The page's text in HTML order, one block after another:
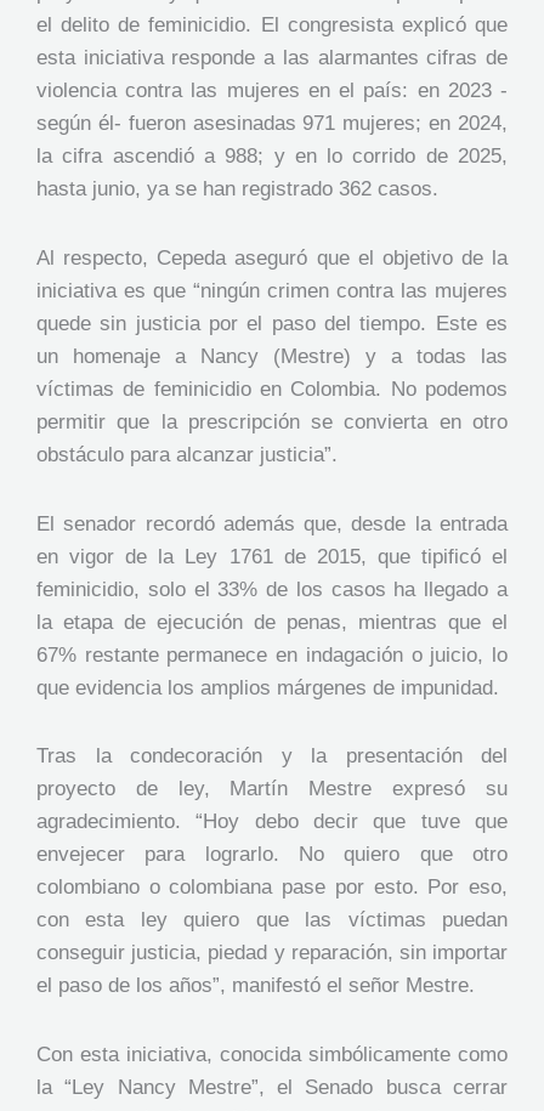
el delito de feminicidio. El congresista explicó que
esta iniciativa responde a las alarmantes cifras de
violencia contra las mujeres en el país: en 2023 -
según él- fueron asesinadas 971 mujeres; en 2024,
la cifra ascendió a 988; y en lo corrido de 2025,
hasta junio, ya se han registrado 362 casos.
Al respecto, Cepeda aseguró que el objetivo de la
iniciativa es que “ningún crimen contra las mujeres
quede sin justicia por el paso del tiempo. Este es
un homenaje a Nancy (Mestre) y a todas las
víctimas de feminicidio en Colombia. No podemos
permitir que la prescripción se convierta en otro
obstáculo para alcanzar justicia”.
El senador recordó además que, desde la entrada
en vigor de la Ley 1761 de 2015, que tipificó el
feminicidio, solo el 33% de los casos ha llegado a
la etapa de ejecución de penas, mientras que el
67% restante permanece en indagación o juicio, lo
que evidencia los amplios márgenes de impunidad.
Tras la condecoración y la presentación del
proyecto de ley, Martín Mestre expresó su
agradecimiento. “Hoy debo decir que tuve que
envejecer para lograrlo. No quiero que otro
colombiano o colombiana pase por esto. Por eso,
con esta ley quiero que las víctimas puedan
conseguir justicia, piedad y reparación, sin importar
el paso de los años”, manifestó el señor Mestre.
Con esta iniciativa, conocida simbólicamente como
la “Ley Nancy Mestre”, el Senado busca cerrar